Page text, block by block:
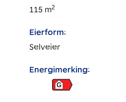
115 m2
Eierform:
Selveier
Energimerking:
G